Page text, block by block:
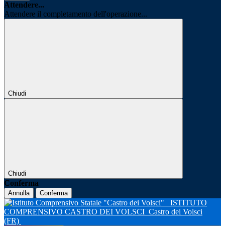
Attendere...
Attendere il completamento dell'operazione...
Chiudi
Chiudi
Conferma
Annulla Conferma
ISTITUTO
COMPRENSIVO CASTRO DEI VOLSCI Castro dei Volsci
(FR)